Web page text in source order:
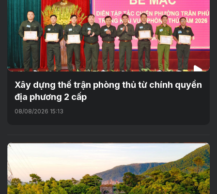
Xây dựng thế trận phòng thủ từ chính quyền
địa phương 2 cấp
08/08/2026 15:13